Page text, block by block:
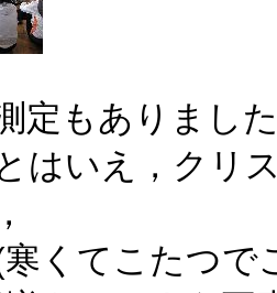
定もありまし
はいえ，クリ
くてこたつで